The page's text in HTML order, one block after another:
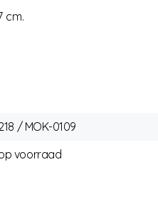
cm.
/ MOK-0109
voorraad